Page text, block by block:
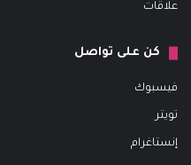
علاقات
كن على تواصل
فيسبوك
تويتر
إنستاغرام